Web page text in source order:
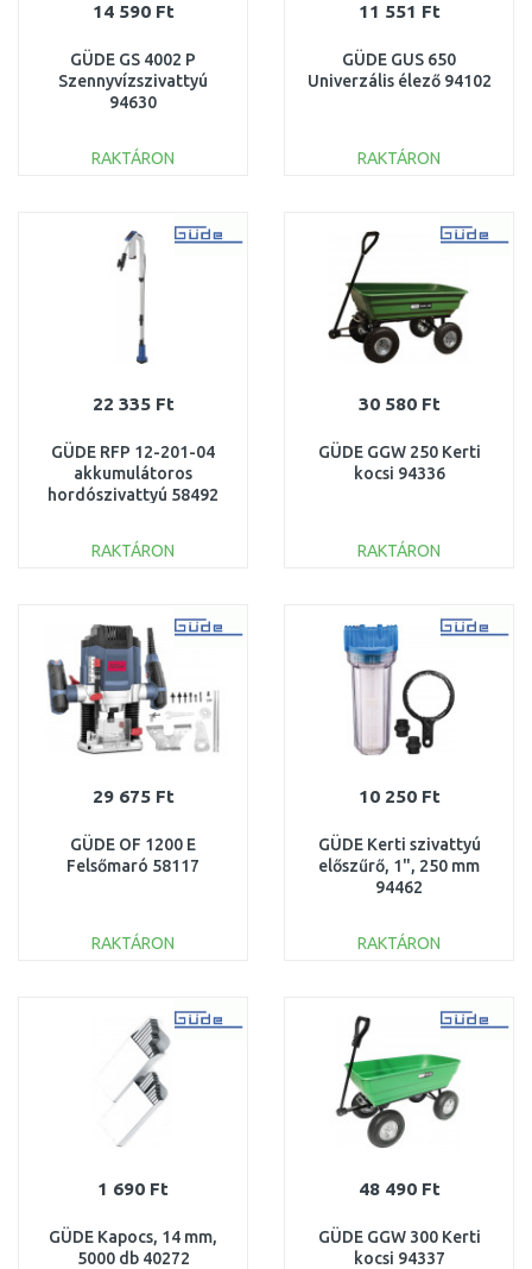
14 590 Ft
GÜDE GS 4002 P
Szennyvízszivattyú
94630
RAKTÁRON
Összehasonlítás
11 551 Ft
GÜDE GUS 650
Univerzális élező 94102
RAKTÁRON
Összehasonlítás
22 335 Ft
GÜDE RFP 12-201-04
akkumulátoros
hordószivattyú 58492
RAKTÁRON
Összehasonlítás
30 580 Ft
GÜDE GGW 250 Kerti
kocsi 94336
RAKTÁRON
Összehasonlítás
29 675 Ft
GÜDE OF 1200 E
Felsőmaró 58117
RAKTÁRON
Összehasonlítás
10 250 Ft
GÜDE Kerti szivattyú
előszűrő, 1", 250 mm
94462
RAKTÁRON
Összehasonlítás
1 690 Ft
GÜDE Kapocs, 14 mm,
5000 db 40272
48 490 Ft
GÜDE GGW 300 Kerti
kocsi 94337